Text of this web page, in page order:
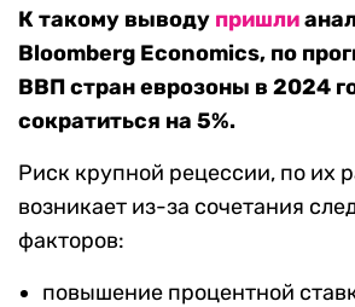
К такому выводу пришли
Bloomberg Economics, по
ВВП стран еврозоны в 2024
сократиться на 5%.
Риск крупной рецессии, по их
возникает из-за сочетания
факторов:
повышение процентной